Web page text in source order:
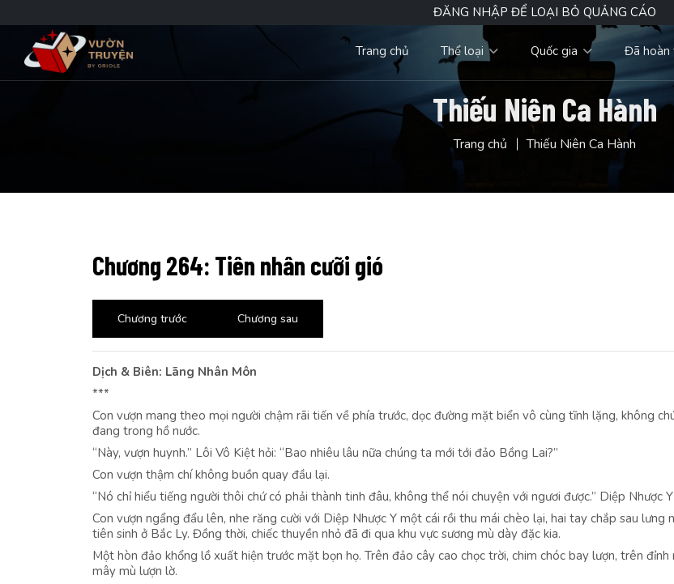
ĐĂNG NHẬP ĐỂ LOẠI BỎ QUẢNG CÁO
Trang chủ Thể loại Quốc gia Đã hoàn
Thiếu Niên Ca Hành
Trang chủ Thiếu Niên Ca Hành
Chương 264: Tiên nhân cưỡi gió
Chương trước Chương sau
Dịch & Biên: Lãng Nhân Môn
***
Con vượn mang theo mọi người chậm rãi tiến về phía trước, dọc đường mặt biển vô cùng tĩnh lặng, không
đang trong hồ nước.
“Này, vượn huynh.” Lôi Vô Kiệt hỏi: “Bao nhiêu lâu nữa chúng ta mới tới đảo Bồng Lai?”
Con vượn thậm chí không buồn quay đầu lại.
“Nó chỉ hiểu tiếng người thôi chứ có phải thành tinh đâu, không thể nói chuyện với ngươi được.” Diệp Nhược
Con vượn ngẩng đẩu lên, nhe răng cười với Diệp Nhược Y một cái rồi thu mái chèo lại, hai tay chắp sau lưng
tiên sinh ở Bắc Ly. Đồng thời, chiếc thuyền nhỏ đã đi qua khu vực sương mù dày đặc kia.
Một hòn đảo khổng lồ xuất hiện trước mặt bọn họ. Trên đảo cây cao chọc trời, chim chóc bay lượn, trên
mây mù lượn lờ.